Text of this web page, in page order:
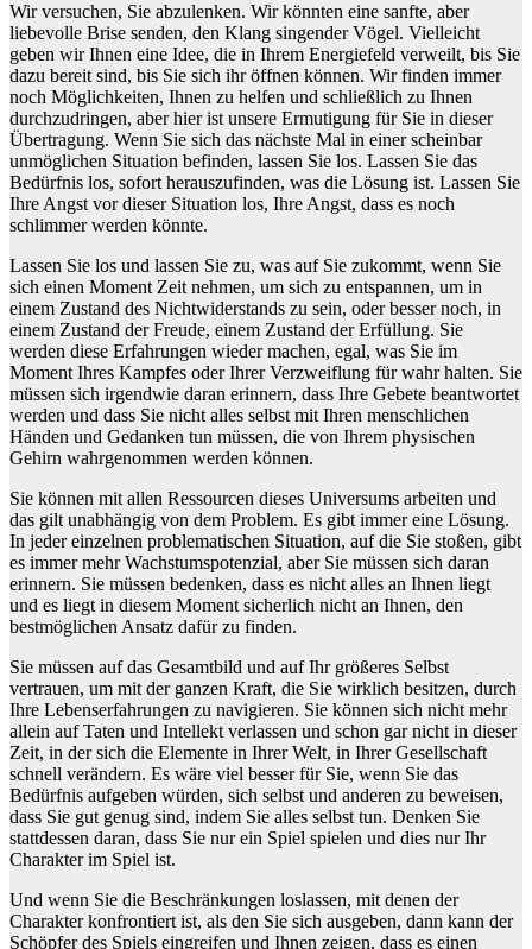
Wir versuchen, Sie abzulenken. Wir könnten eine sanfte, aber
liebevolle Brise senden, den Klang singender Vögel. Vielleicht
geben wir Ihnen eine Idee, die in Ihrem Energiefeld verweilt, bis Sie
dazu bereit sind, bis Sie sich ihr öffnen können. Wir finden immer
noch Möglichkeiten, Ihnen zu helfen und schließlich zu Ihnen
durchzudringen, aber hier ist unsere Ermutigung für Sie in dieser
Übertragung. Wenn Sie sich das nächste Mal in einer scheinbar
unmöglichen Situation befinden, lassen Sie los. Lassen Sie das
Bedürfnis los, sofort herauszufinden, was die Lösung ist. Lassen Sie
Ihre Angst vor dieser Situation los, Ihre Angst, dass es noch
schlimmer werden könnte.
Lassen Sie los und lassen Sie zu, was auf Sie zukommt, wenn Sie
sich einen Moment Zeit nehmen, um sich zu entspannen, um in
einem Zustand des Nichtwiderstands zu sein, oder besser noch, in
einem Zustand der Freude, einem Zustand der Erfüllung. Sie
werden diese Erfahrungen wieder machen, egal, was Sie im
Moment Ihres Kampfes oder Ihrer Verzweiflung für wahr halten. Sie
müssen sich irgendwie daran erinnern, dass Ihre Gebete beantwortet
werden und dass Sie nicht alles selbst mit Ihren menschlichen
Händen und Gedanken tun müssen, die von Ihrem physischen
Gehirn wahrgenommen werden können.
Sie können mit allen Ressourcen dieses Universums arbeiten und
das gilt unabhängig von dem Problem. Es gibt immer eine Lösung.
In jeder einzelnen problematischen Situation, auf die Sie stoßen, gibt
es immer mehr Wachstumspotenzial, aber Sie müssen sich daran
erinnern. Sie müssen bedenken, dass es nicht alles an Ihnen liegt
und es liegt in diesem Moment sicherlich nicht an Ihnen, den
bestmöglichen Ansatz dafür zu finden.
Sie müssen auf das Gesamtbild und auf Ihr größeres Selbst
vertrauen, um mit der ganzen Kraft, die Sie wirklich besitzen, durch
Ihre Lebenserfahrungen zu navigieren. Sie können sich nicht mehr
allein auf Taten und Intellekt verlassen und schon gar nicht in dieser
Zeit, in der sich die Elemente in Ihrer Welt, in Ihrer Gesellschaft
schnell verändern. Es wäre viel besser für Sie, wenn Sie das
Bedürfnis aufgeben würden, sich selbst und anderen zu beweisen,
dass Sie gut genug sind, indem Sie alles selbst tun. Denken Sie
stattdessen daran, dass Sie nur ein Spiel spielen und dies nur Ihr
Charakter im Spiel ist.
Und wenn Sie die Beschränkungen loslassen, mit denen der
Charakter konfrontiert ist, als den Sie sich ausgeben, dann kann der
Schöpfer des Spiels eingreifen und Ihnen zeigen, dass es einen